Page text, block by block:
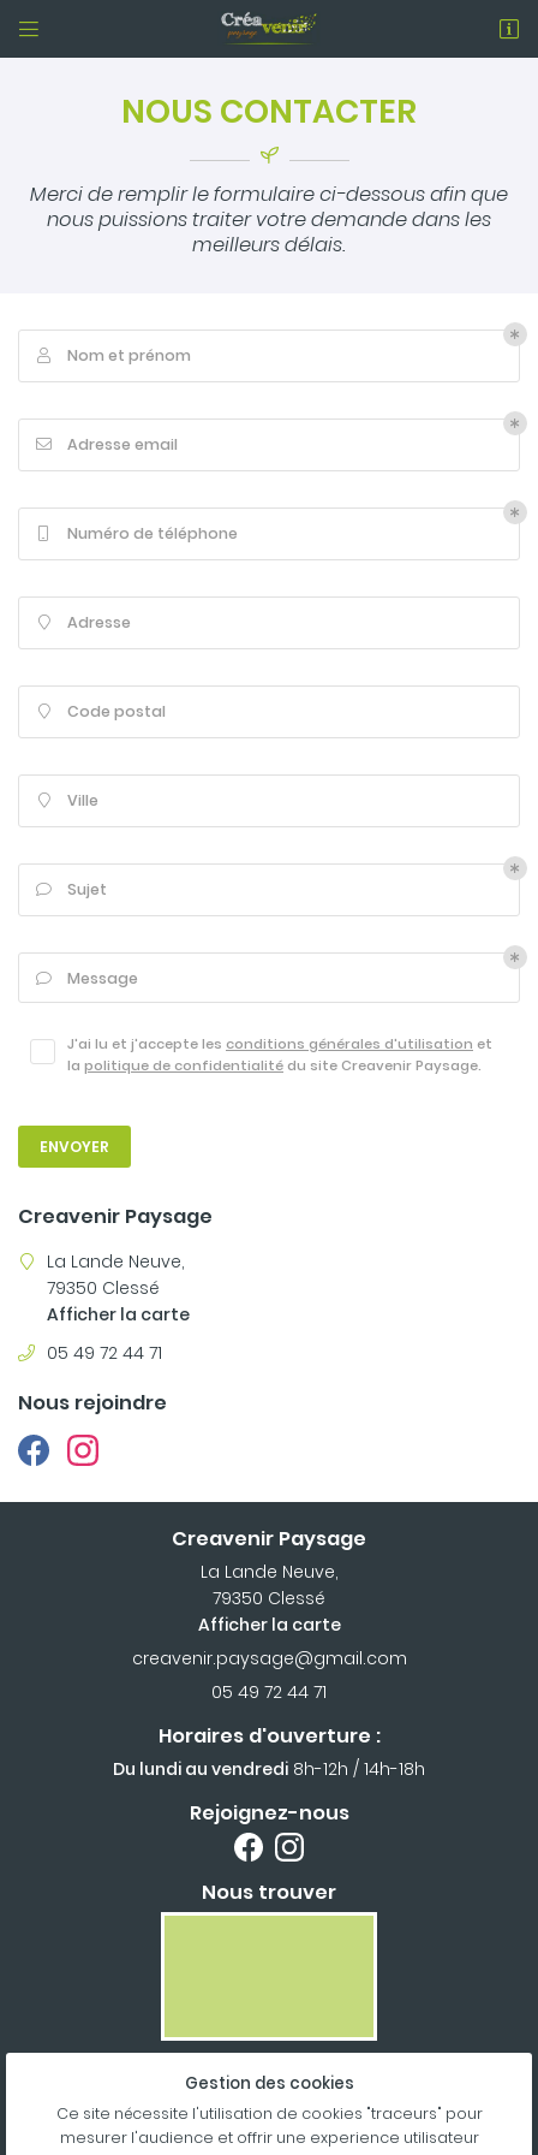

ACCUEIL
SERVICES
RÉALISATIONS
ACTUALITÉS
AVIS
CONTACT

05 49 72 44 71
Adresse email de réception
En cochant cette case, vous consentez à recevoir nos propositions
vous désinscrire à tout moment en utilisant
désinscription.
NOUS CONTACTER
Merci de remplir le formulaire ci-dessous afin que
nous puissions traiter votre demande dans les
meilleurs délais.
 Nom et prénom
 Adresse email
Numéro de téléphone
 Adresse
 Code postal
 Ville
 Sujet
 Message
J'ai lu et j'accepte les conditions générales d'utilisation et
la politique de confidentialité du site Creavenir Paysage.
ENVOYER
Creavenir Paysage
La Lande Neuve,
79350 Clessé
Afficher la carte
05 49 72 44 71
Nous rejoindre
Creavenir Paysage
La Lande Neuve,
79350 Clessé
Afficher la carte
05 49 72 44 71
Horaires d'ouverture :
Du lundi au vendredi 8h-12h / 14h-18h
Rejoignez-nous
Nous trouver
Mentions Légales
Conditions générales d'utilisation
Politique de confidentialité
Gestion des cookies
Ce site nécessite l'utilisation de cookies "traceurs" pour
mesurer l'audience et offrir une experience utilisateur